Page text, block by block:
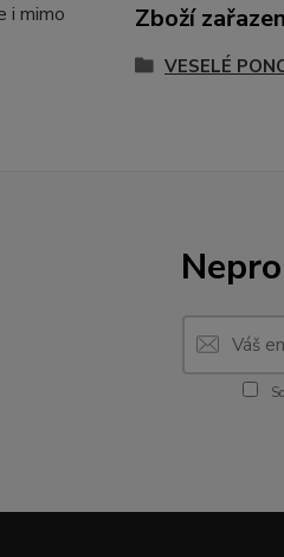
i mimo
Zboží
VESELÉ